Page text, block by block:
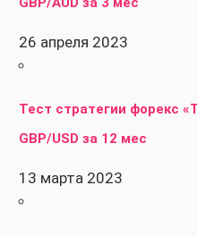
26 апреля 2023
Тест стратегии форекс
GBP/USD за 12 мес
13 марта 2023